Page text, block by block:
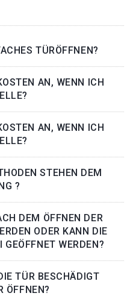
TÜRÖFFNEN?
AN, WENN ICH
AN, WENN ICH
STEHEN DEM
?
DEM ÖFFNEN DER
ODER KANN DIE
WERDEN?
TÜR BESCHÄDIGT
ÖFFNEN?